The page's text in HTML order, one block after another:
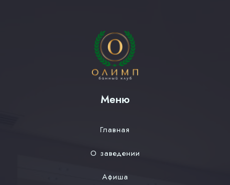
Меню
Главная
О заведении
Афиша